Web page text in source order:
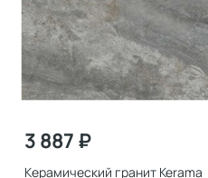
3 887 ₽
Керамический гранит Kerama